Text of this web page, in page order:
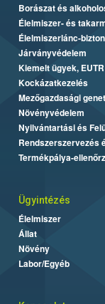
Borászat és
Élelmiszer- és
Élelmiszerlánc-
Járványvédelem
Kiemelt ügyek, EUTR
Kockázatkezelés
Mezőgazdasági
Növényvédelem
Nyilvántartási és
Rendszerszervezés
Termékpálya-
Ügyintézés
Élelmiszer
Állat
Növény
Labor/Egyéb